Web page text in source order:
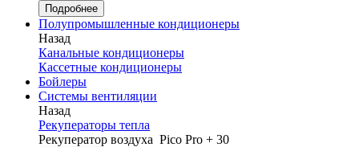
Подробнее
Полупромышленные кондиционеры
Назад
Канальные кондиционеры
Кассетные кондиционеры
Бойлеры
Системы вентиляции
Назад
Рекуператоры тепла
Рекуператор воздуха Pico Pro + 30